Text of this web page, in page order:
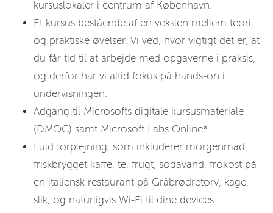
kursuslokaler i centrum af København.
Et kursus bestående af en vekslen mellem teori
og praktiske øvelser. Vi ved, hvor vigtigt det er, at
du får tid til at arbejde med opgaverne i praksis,
og derfor har vi altid fokus på hands-on i
undervisningen.
Adgang til Microsofts digitale kursusmateriale
(DMOC) samt Microsoft Labs Online*.
Fuld forplejning, som inkluderer morgenmad,
friskbrygget kaffe, te, frugt, sodavand, frokost på
en italiensk restaurant på Gråbrødretorv, kage,
slik, og naturligvis Wi-Fi til dine devices.